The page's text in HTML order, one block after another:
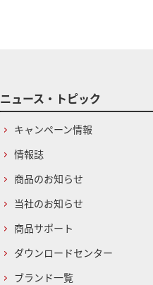
ニュース・トピック
キャンペーン情報
情報誌
商品のお知らせ
当社のお知らせ
商品サポート
ダウンロードセンター
ブランド一覧